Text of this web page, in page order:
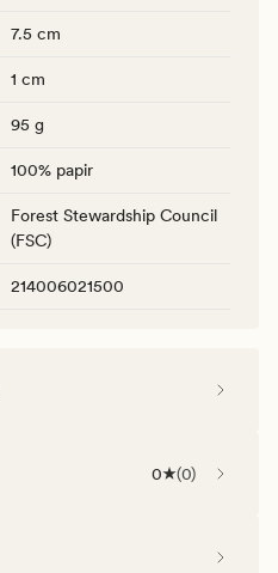
7.5 cm
1 cm
95 g
100% papir
Forest Stewardship Council
(FSC)
214006021500
0 (0)